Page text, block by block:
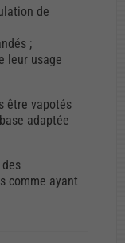
de
;
leur usage
être vapotés
adaptée
comme ayant